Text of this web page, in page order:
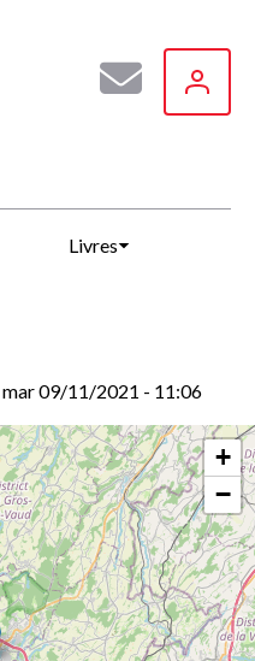
Livres
mar 09/11/2021 - 11:06
+
−